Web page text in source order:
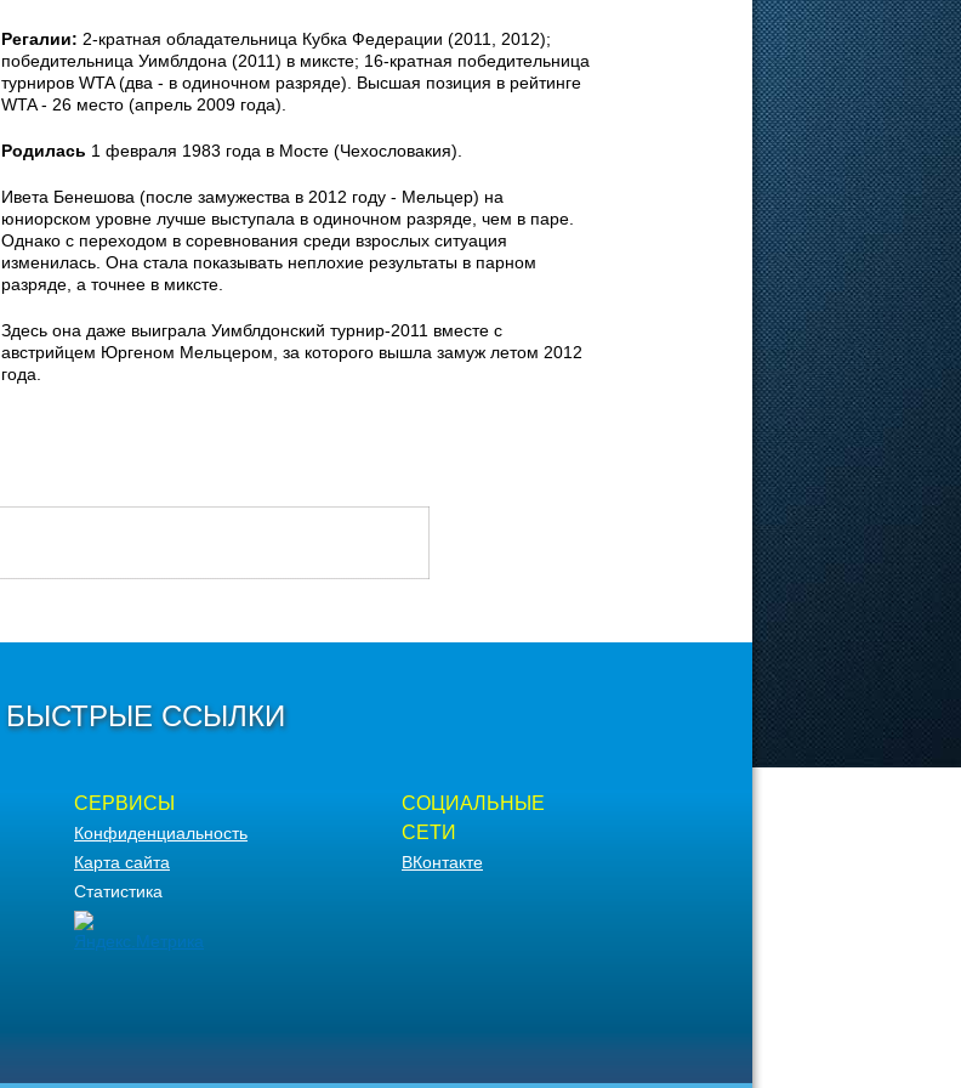
Регалии: 2-кратная обладательница Кубка Федерации (2011, 2012);
победительница Уимблдона (2011) в миксте; 16-кратная победительница
турниров WTA (два - в одиночном разряде). Высшая позиция в рейтинге
WTA - 26 место (апрель 2009 года).
Родилась 1 февраля 1983 года в Мосте (Чехословакия).
Ивета Бенешова (после замужества в 2012 году - Мельцер) на
юниорском уровне лучше выступала в одиночном разряде, чем в паре.
Однако с переходом в соревнования среди взрослых ситуация
изменилась. Она стала показывать неплохие результаты в парном
разряде, а точнее в миксте.
Здесь она даже выиграла Уимблдонский турнир-2011 вместе с
австрийцем Юргеном Мельцером, за которого вышла замуж летом 2012
года.
БЫСТРЫЕ ССЫЛКИ
СЕРВИСЫ
Конфиденциальность
Карта сайта
Статистика
СОЦИАЛЬНЫЕ
СЕТИ
ВКонтакте